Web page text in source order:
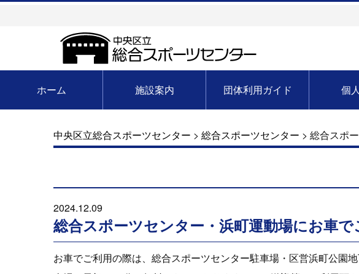
ホーム 施設案内 団体利用ガイド 個
中央区立総合スポーツセンター > 総合スポーツセンター > 総合スポ
2024.12.09
総合スポーツセンター・浜町運動場にお車
お車でご利用の際は、総合スポーツセンター駐車場・区営浜町公園